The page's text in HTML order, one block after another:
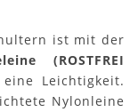
ist mit der
(ROSTFREI
Leichtigkeit.
Nylonleine